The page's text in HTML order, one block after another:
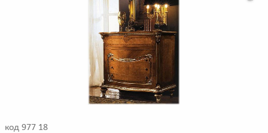
код 977 18